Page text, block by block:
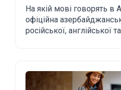
для туристів і
На якій мові говорять в
офіційна
російської, англійської